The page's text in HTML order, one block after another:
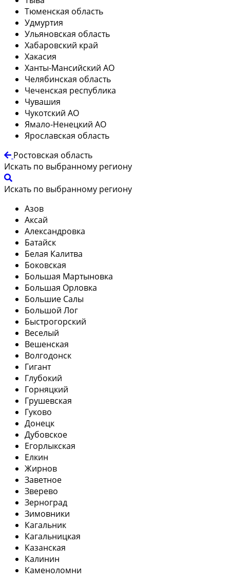
Тюменская область
Удмуртия
Ульяновская область
Хабаровский край
Хакасия
Ханты-Мансийский АО
Челябинская область
Чеченская республика
Чувашия
Чукотский АО
Ямало-Ненецкий АО
Ярославская область
Ростовская область
Искать по выбранному региону
Искать по выбранному региону
Азов
Аксай
Александровка
Батайск
Белая Калитва
Боковская
Большая Мартыновка
Большая Орловка
Большие Салы
Большой Лог
Быстрогорский
Веселый
Вешенская
Волгодонск
Гигант
Глубокий
Горняцкий
Грушевская
Гуково
Донецк
Дубовское
Егорлыкская
Елкин
Жирнов
Заветное
Зверево
Зерноград
Зимовники
Кагальник
Кагальницкая
Казанская
Калинин
Каменоломни